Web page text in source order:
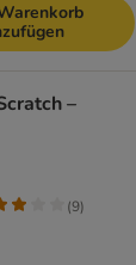
–
(9)